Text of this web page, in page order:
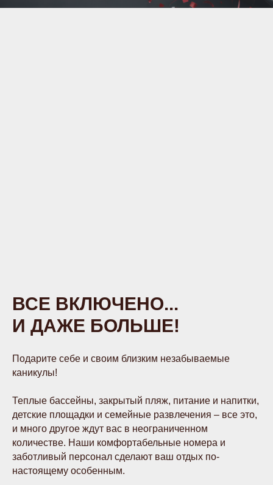
ВСЕ ВКЛЮЧЕНО...
И ДАЖЕ БОЛЬШЕ!
Подарите себе и своим близким незабываемые
каникулы!
Теплые бассейны, закрытый пляж, питание и напитки,
детские площадки и семейные развлечения – все это,
и много другое ждут вас в неограниченном
количестве. Наши комфортабельные номера и
заботливый персонал сделают ваш отдых по-
настоящему особенным.